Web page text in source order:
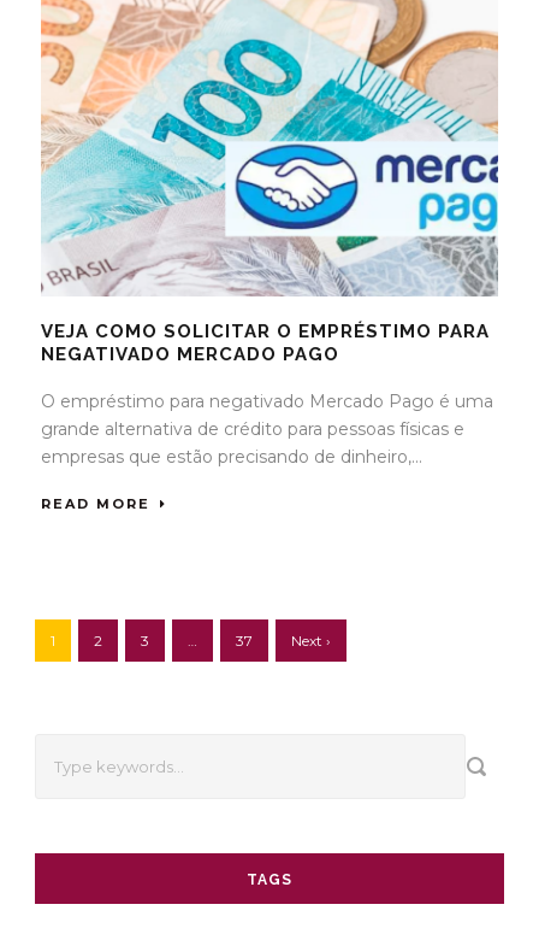
VEJA COMO SOLICITAR O EMPRÉSTIMO PARA
NEGATIVADO MERCADO PAGO
O empréstimo para negativado Mercado Pago é uma
grande alternativa de crédito para pessoas físicas e
empresas que estão precisando de dinheiro,...
READ MORE
1 2 3 37 Next ›
TAGS